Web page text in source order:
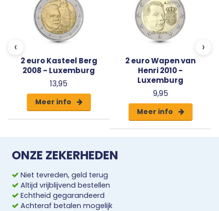
‹
2 euro Kasteel Berg
2008 - Luxemburg
13,95
Meer info
2 euro Wapen van
Henri 2010 -
Luxemburg
9,95
Meer info
›
ONZE ZEKERHEDEN
Niet tevreden, geld terug
Altijd vrijblijvend bestellen
Echtheid gegarandeerd
Achteraf betalen mogelijk